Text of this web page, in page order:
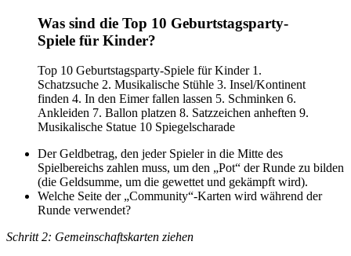
Was sind die Top 10 Geburtstagsparty-
Spiele für Kinder?
Top 10 Geburtstagsparty-Spiele für Kinder 1.
Schatzsuche 2. Musikalische Stühle 3. Insel/Kontinent
finden 4. In den Eimer fallen lassen 5. Schminken 6.
Ankleiden 7. Ballon platzen 8. Satzzeichen anheften 9.
Musikalische Statue 10 Spiegelscharade
Der Geldbetrag, den jeder Spieler in die Mitte des
Spielbereichs zahlen muss, um den „Pot“ der Runde zu bilden
(die Geldsumme, um die gewettet und gekämpft wird).
Welche Seite der „Community“-Karten wird während der
Runde verwendet?
Schritt 2: Gemeinschaftskarten ziehen